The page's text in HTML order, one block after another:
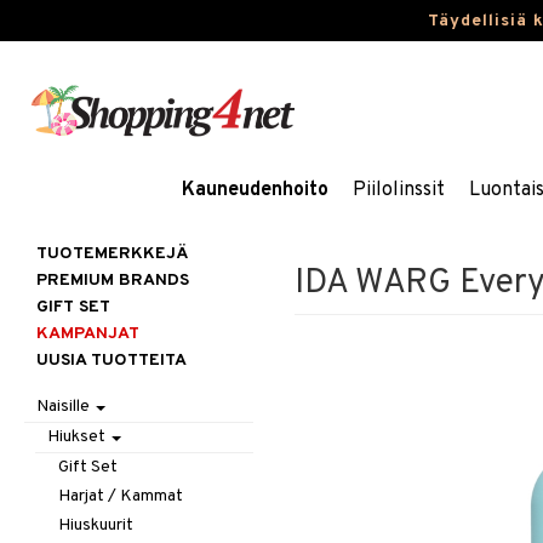
Täydellisiä
Kauneudenhoito Piilolinssit
IDA WARG
TUOTEMERKKEJÄ
PREMIUM BRANDS
GIFT SET
KAMPANJAT
UUSIA TUOTTEITA
Naisille
Hiukset
Gift Set
Harjat / Kammat
Hiuskuurit